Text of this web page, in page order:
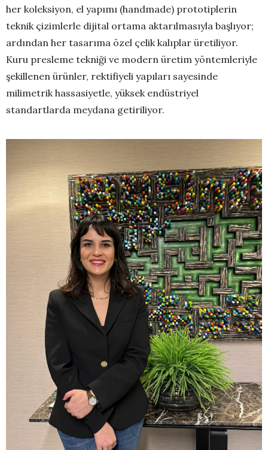
her koleksiyon, el yapımı (handmade) prototiplerin
teknik çizimlerle dijital ortama aktarılmasıyla başlıyor;
ardından her tasarıma özel çelik kalıplar üretiliyor.
Kuru presleme tekniği ve modern üretim yöntemleriyle
şekillenen ürünler, rektifiyeli yapıları sayesinde
milimetrik hassasiyetle, yüksek endüstriyel
standartlarda meydana getiriliyor.